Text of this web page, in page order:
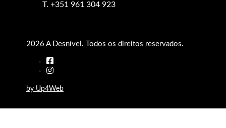
T. +351 961 304 923
2026 A Desnível. Todos os direitos reservados.
by Up4Web